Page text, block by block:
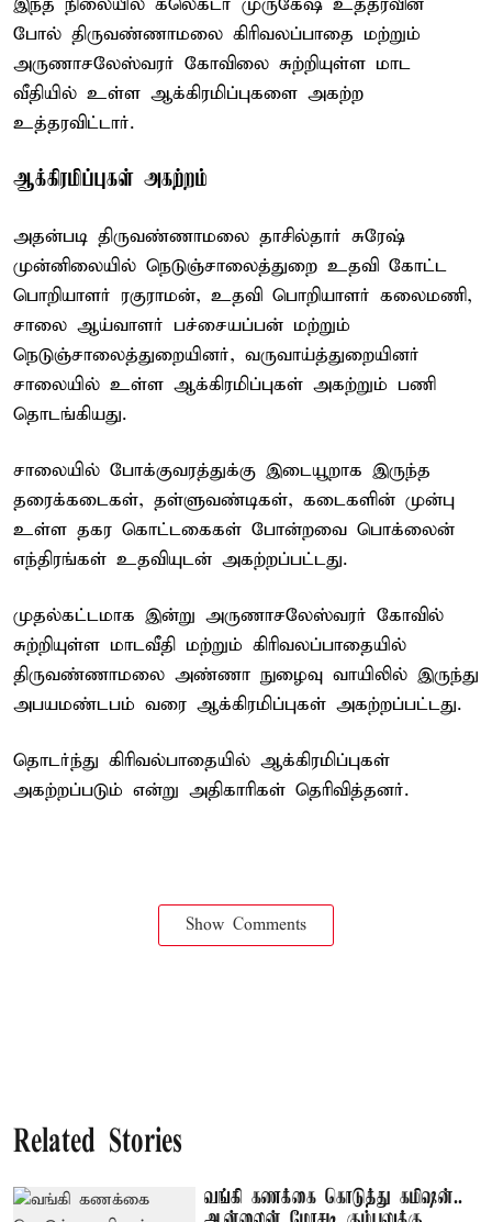
போல் திருவண்ணாமலை கிரிவலப்பாதை மற்றும்
அருணாசலேஸ்வரர் கோவிலை சுற்றியுள்ள மாட
வீதியில் உள்ள ஆக்கிரமிப்புகளை அகற்ற
உத்தரவிட்டார்.
ஆக்கிரமிப்புகள் அகற்றம்
அதன்படி திருவண்ணாமலை தாசில்தார் சுரேஷ்
முன்னிலையில் நெடுஞ்சாலைத்துறை உதவி கோட்ட
பொறியாளர் ரகுராமன், உதவி பொறியாளர் கலைமணி,
சாலை ஆய்வாளர் பச்சையப்பன் மற்றும்
நெடுஞ்சாலைத்துறையினர், வருவாய்த்துறையினர்
சாலையில் உள்ள ஆக்கிரமிப்புகள் அகற்றும் பணி
தொடங்கியது.
சாலையில் போக்குவரத்துக்கு இடையூறாக இருந்த
தரைக்கடைகள், தள்ளுவண்டிகள், கடைகளின் முன்பு
உள்ள தகர கொட்டகைகள் போன்றவை பொக்லைன்
எந்திரங்கள் உதவியுடன் அகற்றப்பட்டது.
முதல்கட்டமாக இன்று அருணாசலேஸ்வரர் கோவில்
சுற்றியுள்ள மாடவீதி மற்றும் கிரிவலப்பாதையில்
திருவண்ணாமலை அண்ணா நுழைவு வாயிலில் இருந்து
அபயமண்டபம் வரை ஆக்கிரமிப்புகள் அகற்றப்பட்டது.
தொடர்ந்து கிரிவல்பாதையில் ஆக்கிரமிப்புகள்
அகற்றப்படும் என்று அதிகாரிகள் தெரிவித்தனர்.
Show Comments
Related Stories
வங்கி கணக்கை கொடுத்து கமிஷன்..